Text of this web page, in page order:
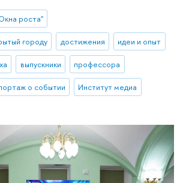
роста"
городу достижения идеи и опыт
выпускники профессора
о событии Институт медиа